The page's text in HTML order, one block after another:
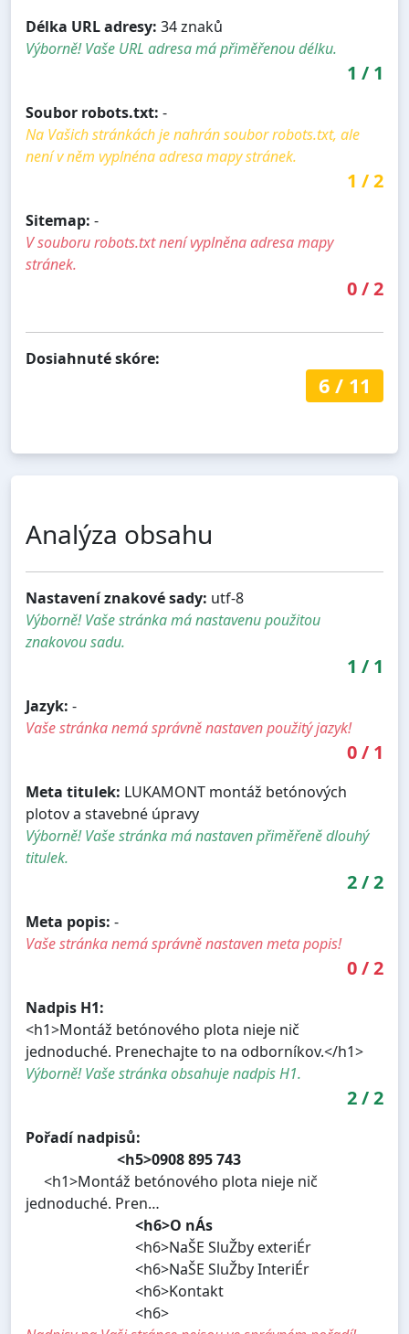
Délka URL adresy: 34 znaků
Výborně! Vaše URL adresa má přiměřenou délku.
1 / 1
Soubor robots.txt: -
Na Vašich stránkách je nahrán soubor robots.txt, ale
není v něm vyplnéna adresa mapy stránek.
1 /2
Sitemap: -
V souboru robots.txt není vyplněna adresa mapy
stránek.
0/2
Dosiahnuté skóre:
6/ 11
Analýza obsahu
Nastavení znakové sady: utf-8
Výborně! Vaše stránka má nastavenu použitou
znakovou sadu.
1 / 1
Jazyk: -
Vaše stránka nemá správně nastaven použitý jazyk!
0/ 1
Meta titulek: LUKAMONT montáž betónových
plotov a stavebné úpravy
Výborně! Vaše stránka má nastaven přiměřeně dlouhý
titulek.
2/2
Meta popis: -
Vaše stránka nemá správně nastaven meta popis!
0/2
Nadpis H1:
<h1>Montáž betónového plota nieje nič
jednoduché. Prenechajte to na odborníkov.</h1>
Výborně! Vaše stránka obsahuje nadpis H1.
2/2
Pořadí nadpisů:
<h5>0908 895 743
<h1>Montáž betónového plota nieje nič
jednoduché. Pren…
<h6>O nÁs
<h6>NaŠE SluŽby exteriÉr
<h6>NaŠE SluŽby InteriÉr
<h6>Kontakt
<h6>